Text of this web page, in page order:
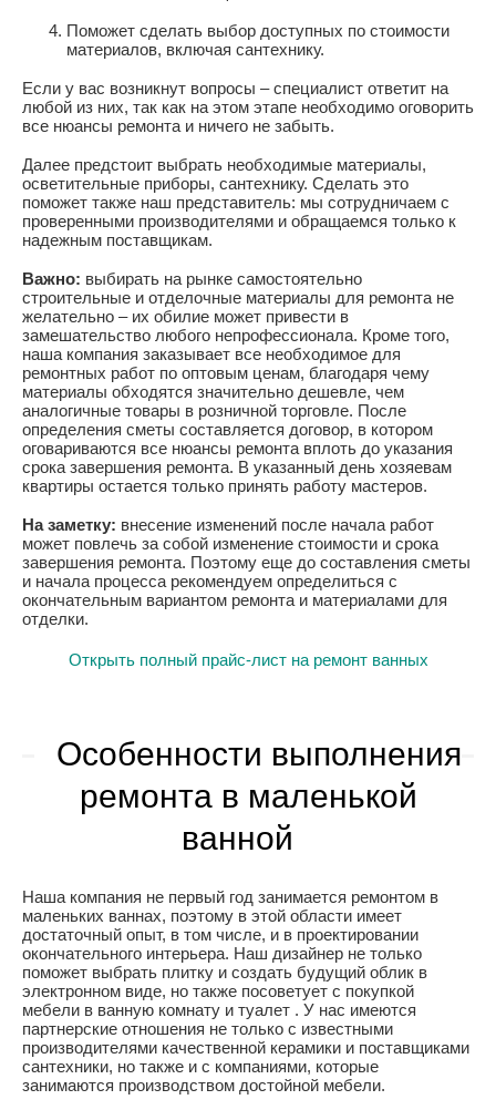
Поможет сделать выбор доступных по стоимости
материалов, включая сантехнику.
Если у вас возникнут вопросы – специалист ответит на
любой из них, так как на этом этапе необходимо оговорить
все нюансы ремонта и ничего не забыть.
Далее предстоит выбрать необходимые материалы,
осветительные приборы, сантехнику. Сделать это
поможет также наш представитель: мы сотрудничаем с
проверенными производителями и обращаемся только к
надежным поставщикам.
Важно: выбирать на рынке самостоятельно
строительные и отделочные материалы для ремонта не
желательно – их обилие может привести в
замешательство любого непрофессионала. Кроме того,
наша компания заказывает все необходимое для
ремонтных работ по оптовым ценам, благодаря чему
материалы обходятся значительно дешевле, чем
аналогичные товары в розничной торговле. После
определения сметы составляется договор, в котором
оговариваются все нюансы ремонта вплоть до указания
срока завершения ремонта. В указанный день хозяевам
квартиры остается только принять работу мастеров.
На заметку: внесение изменений после начала работ
может повлечь за собой изменение стоимости и срока
завершения ремонта. Поэтому еще до составления сметы
и начала процесса рекомендуем определиться с
окончательным вариантом ремонта и материалами для
отделки.
Открыть полный прайс-лист на ремонт ванных
Особенности выполнения
ремонта в маленькой
ванной
Наша компания не первый год занимается ремонтом в
маленьких ваннах, поэтому в этой области имеет
достаточный опыт, в том числе, и в проектировании
окончательного интерьера. Наш дизайнер не только
поможет выбрать плитку и создать будущий облик в
электронном виде, но также посоветует с покупкой
мебели в ванную комнату и туалет . У нас имеются
партнерские отношения не только с известными
производителями качественной керамики и поставщиками
сантехники, но также и с компаниями, которые
занимаются производством достойной мебели.